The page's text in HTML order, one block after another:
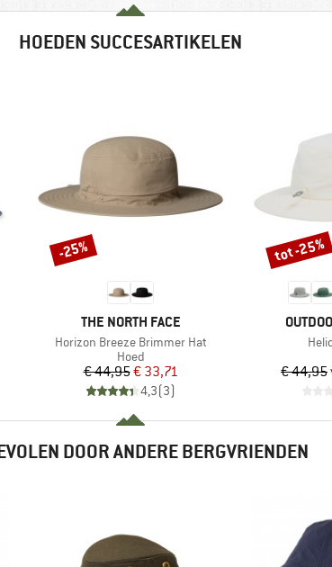
HOEDEN SUCCESARTIKELEN
MERK
THE NORTH FACE
Artikel
Horizon Breeze Brimmer Hat
Productgroep
Hoed
Prijs
€ 44,95Verlaagde prijs
€ 33,71
4,3(3)
Korting
-25%
MERK
€ 44,95
Korting
tot -25%
DOOR ANDERE BERGVRIENDEN